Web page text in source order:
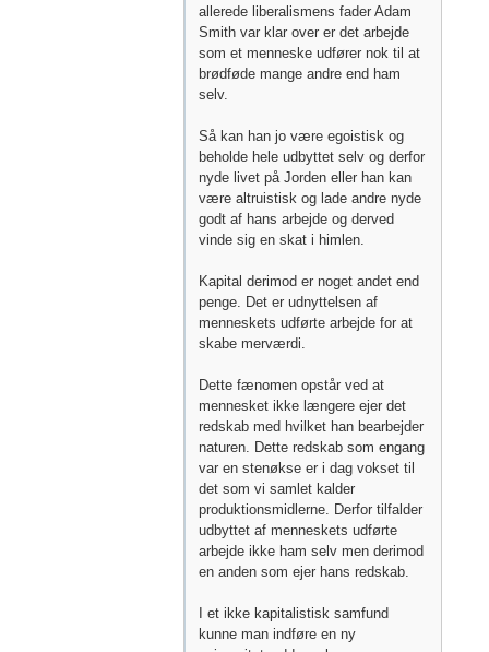
allerede liberalismens fader Adam
Smith var klar over er det arbejde
som et menneske udfører nok til at
brødføde mange andre end ham
selv.
Så kan han jo være egoistisk og
beholde hele udbyttet selv og derfor
nyde livet på Jorden eller han kan
være altruistisk og lade andre nyde
godt af hans arbejde og derved
vinde sig en skat i himlen.
Kapital derimod er noget andet end
penge. Det er udnyttelsen af
menneskets udførte arbejde for at
skabe merværdi.
Dette fænomen opstår ved at
mennesket ikke længere ejer det
redskab med hvilket han bearbejder
naturen. Dette redskab som engang
var en stenøkse er i dag vokset til
det som vi samlet kalder
produktionsmidlerne. Derfor tilfalder
udbyttet af menneskets udførte
arbejde ikke ham selv men derimod
en anden som ejer hans redskab.
I et ikke kapitalistisk samfund
kunne man indføre en ny